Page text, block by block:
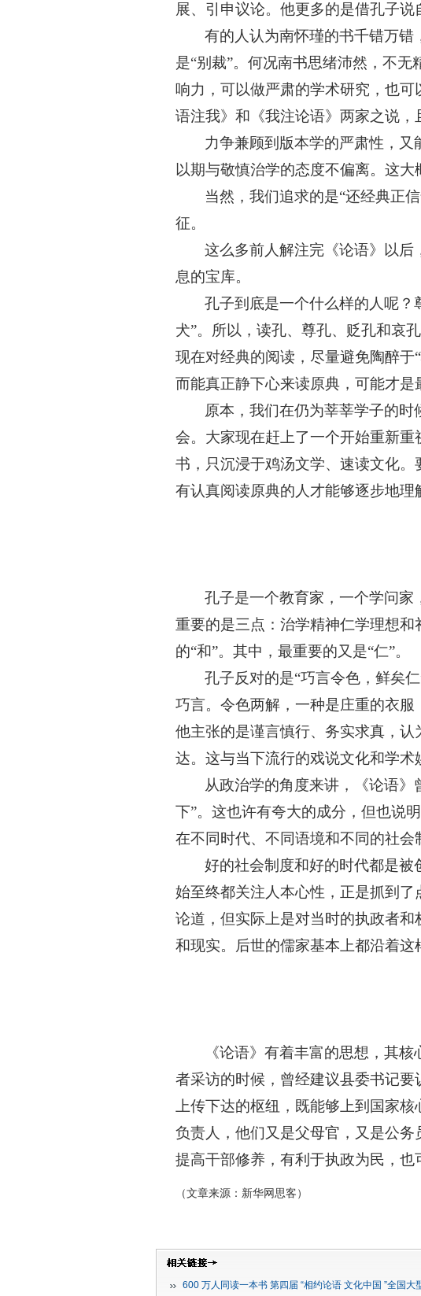
展、引申议论。他更多的是借孔子说
有的人认为南怀瑾的书千错万
是“别裁”。何况南书思绪沛然，不
响力，可以做严肃的学术研究，也
语注我》和《我注论语》两家之说，
力争兼顾到版本学的严肃性，又
以期与敬慎治学的态度不偏离。这
当然，我们追求的是“还经典正
征。
这么多前人解注完《论语》以
息的宝库。
孔子到底是一个什么样的人呢
犬”。所以，读孔、尊孔、贬孔和哀
现在对经典的阅读，尽量避免陶醉于
而能真正静下心来读原典，可能才是
原本，我们在仍为莘莘学子的
会。大家现在赶上了一个开始重新
书，只沉浸于鸡汤文学、速读文化
有认真阅读原典的人才能够逐步地理
孔子是一个教育家，一个学问
重要的是三点：治学精神仁学理想
的“和”。其中，最重要的又是“仁”。
孔子反对的是“巧言令色，鲜矣
巧言。令色两解，一种是庄重的衣
他主张的是谨言慎行、务实求真，
达。这与当下流行的戏说文化和学术
从政治学的角度来讲，《论语
下”。这也许有夸大的成分，但也说
在不同时代、不同语境和不同的社会
好的社会制度和好的时代都是
始至终都关注人本心性，正是抓到
论道，但实际上是对当时的执政者和
和现实。后世的儒家基本上都沿着这
《论语》有着丰富的思想，其核
者采访的时候，曾经建议县委书记
上传下达的枢纽，既能够上到国家
负责人，他们又是父母官，又是公
提高干部修养，有利于执政为民，也
（文章来源：新华网思客）
600 万人同读一本书 第四届 “相约论语 文化中国 ”全国大